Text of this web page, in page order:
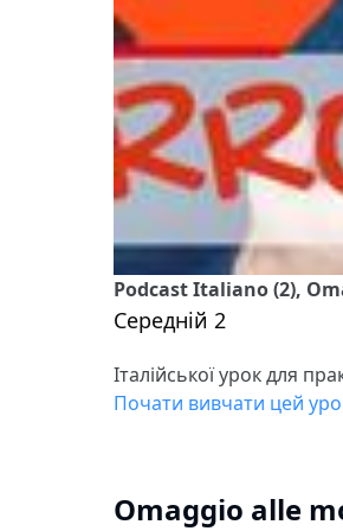
Podcast Italiano (2),
Середній 2
Італійської урок для
Почати вивчати цей
Omaggio alle